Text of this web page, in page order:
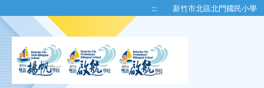
::: 新竹市北區北門國民小學